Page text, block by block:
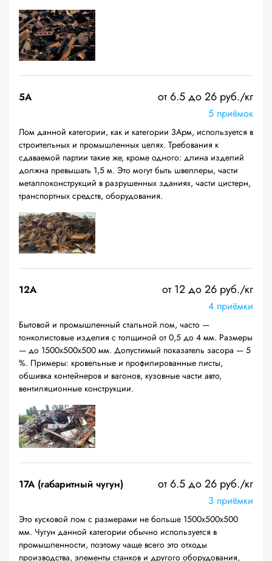
5А от 6.5 до 26 руб./кг
5 приёмок
Лом данной категории, как и категории 3Арм, используется в
строительных и промышленных целях. Требования к
сдаваемой партии такие же, кроме одного: длина изделий
должна превышать 1,5 м. Это могут быть швеллеры, части
металлоконструкций в разрушенных зданиях, части цистерн,
транспортных средств, оборудования.
12A от 12 до 26 руб./кг
4 приёмки
Бытовой и промышленный стальной лом, часто —
тонколистовые изделия с толщиной от 0,5 до 4 мм. Размеры
— до 1500х500х500 мм. Допустимый показатель засора — 5
%. Примеры: кровельные и профилированные листы,
обшивка контейнеров и вагонов, кузовные части авто,
вентиляционные конструкции.
17А (габаритный чугун) от 6.5 до 26 руб./кг
3 приёмки
Это кусковой лом с размерами не больше 1500х500х500
мм. Чугун данной категории обычно используется в
промышленности, поэтому чаще всего это отходы
производства, элементы станков и другого оборудования,